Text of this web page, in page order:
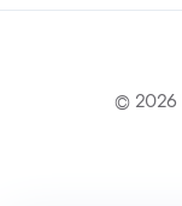
© 2026